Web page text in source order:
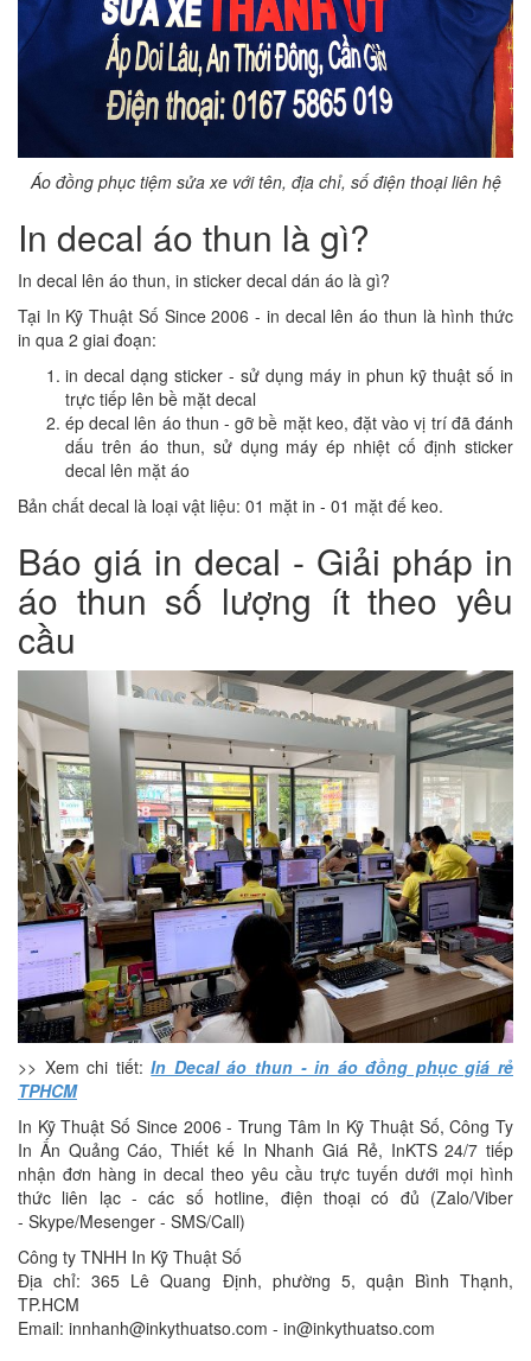
Áo đồng phục tiệm sửa xe với tên, địa chỉ, số điện thoại liên hệ
In decal áo thun là gì?
In decal lên áo thun, in sticker decal dán áo là gì?
Tại In Kỹ Thuật Số Since 2006 - in decal lên áo thun là hình thức
in qua 2 giai đoạn:
in decal dạng sticker - sử dụng máy in phun kỹ thuật số in
trực tiếp lên bề mặt decal
ép decal lên áo thun - gỡ bề mặt keo, đặt vào vị trí đã đánh
dấu trên áo thun, sử dụng máy ép nhiệt cố định sticker
decal lên mặt áo
Bản chất decal là loại vật liệu: 01 mặt in - 01 mặt đế keo.
Báo giá in decal - Giải pháp in
áo thun số lượng ít theo yêu
cầu
>> Xem chi tiết:In Decal áo thun - in áo đồng phục giá rẻ
TPHCM
In Kỹ Thuật Số Since 2006 - Trung Tâm In Kỹ Thuật Số, Công Ty
In Ấn Quảng Cáo, Thiết kế In Nhanh Giá Rẻ, InKTS 24/7 tiếp
nhận đơn hàng in decal theo yêu cầu trực tuyến dưới mọi hình
thức liên lạc - các số hotline, điện thoại có đủ (Zalo/Viber
- Skype/Mesenger - SMS/Call)
Công ty TNHH In Kỹ Thuật Số
Địa chỉ: 365 Lê Quang Định, phường 5, quận Bình Thạnh,
TP.HCM
Email: innhanh@inkythuatso.com - in@inkythuatso.com